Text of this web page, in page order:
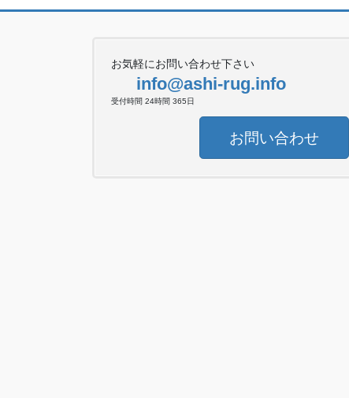
お気軽にお問い合わせ下さい
info@ashi-rug.info
受付時間 24時間 365日
お問い合わせ